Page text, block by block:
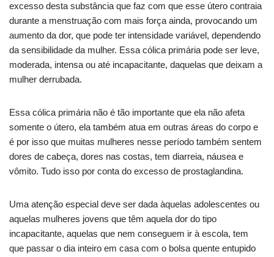
excesso desta substância que faz com que esse útero contraia
durante a menstruação com mais força ainda, provocando um
aumento da dor, que pode ter intensidade variável, dependendo
da sensibilidade da mulher. Essa cólica primária pode ser leve,
moderada, intensa ou até incapacitante, daquelas que deixam a
mulher derrubada.
Essa cólica primária não é tão importante que ela não afeta
somente o útero, ela também atua em outras áreas do corpo e
é por isso que muitas mulheres nesse período também sentem
dores de cabeça, dores nas costas, tem diarreia, náusea e
vômito. Tudo isso por conta do excesso de prostaglandina.
Uma atenção especial deve ser dada àquelas adolescentes ou
aquelas mulheres jovens que têm aquela dor do tipo
incapacitante, aquelas que nem conseguem ir à escola, tem
que passar o dia inteiro em casa com o bolsa quente entupido